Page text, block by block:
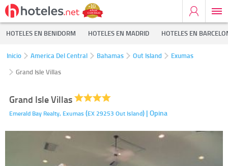
HOTELES EN BENIDORM HOTELES EN MADRID HOTELES EN
Inicio America Del Central Bahamas Out Island
Exumas
Grand Isle Villas
Grand Isle Villas
Emerald Bay Realty, Exumas (EX 29253 Out Island) | Opina